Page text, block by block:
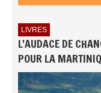
LIVRES
L'AUDACE DE
POUR LA